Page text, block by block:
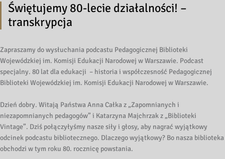
Świętujemy 80-lecie działalności! –
transkrypcja
Zapraszamy do wysłuchania podcastu Pedagogicznej Biblioteki
Wojewódzkiej im. Komisji Edukacji Narodowej w Warszawie. Podcast
specjalny. 80 lat dla edukacji – historia i współczesność Pedagogicznej
Biblioteki Wojewódzkiej im. Komisji Edukacji Narodowej w Warszawie.
Dzień dobry. Witają Państwa Anna Całka z „Zapomnianych i
niezapomnianych pedagogów” i Katarzyna Majchrzak z „Biblioteki
Vintage”. Dziś połączyłyśmy nasze siły i głosy, aby nagrać wyjątkowy
odcinek podcastu bibliotecznego. Dlaczego wyjątkowy? Bo nasza biblioteka
obchodzi w tym roku 80. rocznicę powstania.